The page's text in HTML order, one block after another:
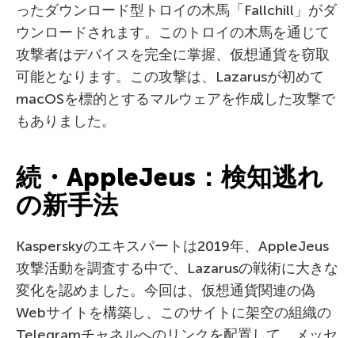
ったダウンロード型トロイの木馬「Fallchill」がダ
ウンロードされます。このトロイの木馬を通じて
攻撃者はデバイスを完全に掌握、仮想通貨を窃取
可能となります。この攻撃は、Lazarusが初めて
macOSを標的とするマルウェアを作成した攻撃で
もありました。
続・AppleJeus：検知逃れ
の新手法
Kasperskyのエキスパートは2019年、AppleJeus
攻撃活動を調査する中で、Lazarusの戦術に大きな
変化を認めました。今回は、仮想通貨関連の偽
Webサイトを構築し、このサイトに架空の組織の